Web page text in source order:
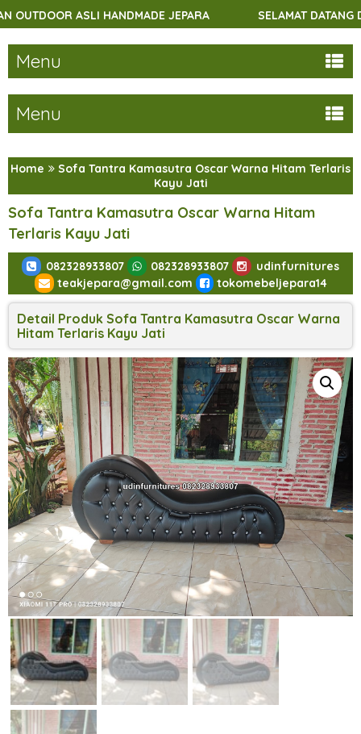
HANDMADE JEPARA SELAMAT DATANG DI
Menu
Menu
Home
Sofa Tantra Kamasutra Oscar Warna Hitam Terlaris
Kayu Jati
Sofa Tantra Kamasutra Oscar Warna Hitam
Terlaris Kayu Jati
082328933807 082328933807
udinfurnitures
teakjepara@gmail.com
tokomebeljepara14
Detail Produk Sofa Tantra Kamasutra Oscar Warna
Hitam Terlaris Kayu Jati